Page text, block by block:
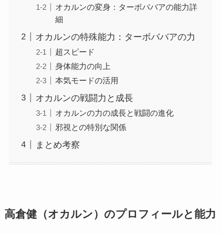
オカルンの変身：ターボババアの能力詳
細
オカルンの特殊能力：ターボババアの力
超スピード
身体能力の向上
本気モードの活用
オカルンの戦闘力と成長
オカルンの力の成長と戦闘の進化
邪視との特別な関係
まとめ考察
高倉健（オカルン）のプロフィールと能力